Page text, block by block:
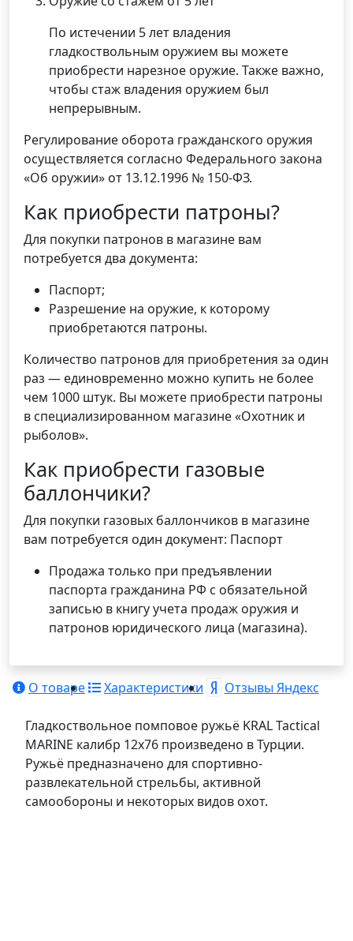
По истечении 5 лет владения
гладкоствольным оружием вы можете
приобрести нарезное оружие. Также важно,
чтобы стаж владения оружием был
непрерывным.
Регулирование оборота гражданского оружия
осуществляется согласно Федерального закона
«Об оружии» от 13.12.1996 № 150-ФЗ.
Как приобрести патроны?
Для покупки патронов в магазине вам
потребуется два документа:
Паспорт;
Разрешение на оружие, к которому
приобретаются патроны.
Количество патронов для приобретения за один
раз — единовременно можно купить не более
чем 1000 штук. Вы можете приобрести патроны
в специализированном магазине «Охотник и
рыболов».
Как приобрести газовые
баллончики?
Для покупки газовых баллончиков в магазине
вам потребуется один документ: Паспорт
Продажа только при предъявлении
паспорта гражданина РФ с обязательной
записью в книгу учета продаж оружия и
патронов юридического лица (магазина).
О товаре Характеристики Отзывы Яндекс
Гладкоствольное помповое ружьё KRAL Tactical
MARINE калибр 12х76 произведено в Турции.
Ружьё предназначено для спортивно-
развлекательной стрельбы, активной
самообороны и некоторых видов охот.